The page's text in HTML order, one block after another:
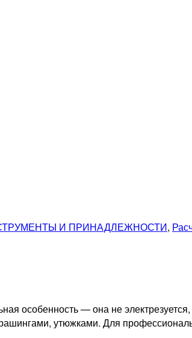
И ПРИНАДЛЕЖНОСТИ,
особенность — она не
утюжками. Для